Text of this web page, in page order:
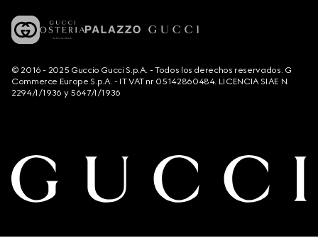
© 2016 - 2025 Guccio Gucci S.p.A. - Todos los derechos reservados. G
Commerce Europe S.p.A. - IT VAT nr 05142860484. LICENCIA SIAE N.
2294/I/1936 y 5647/I/1936